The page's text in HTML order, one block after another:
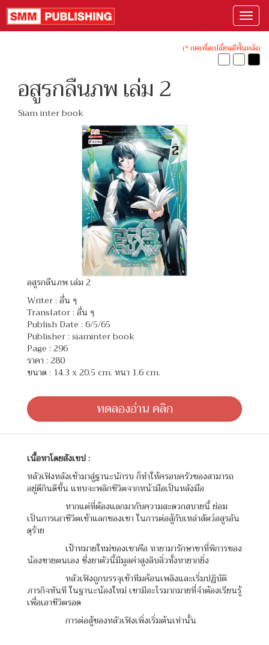
(* กดเพื่อเปลี่ยนสีพื้นหลัง)
อสูรกลืนภพ เล่ม 2
Siam inter book
อสูรกลืนภพ เล่ม 2
Writer : อื่น ๆ
Translator : อื่น ๆ
Publish Date : 6/5/65
Publisher : siaminter book
Page : 296
ราคา : 280
ขนาด : 14.3 x 20.5 cm. หนา 1.6 cm.
ทดลองอ่าน คลิก
เนื้อหาโดยสังเขป :
หลัวเฟิงหลังเข้ามาสู่ฐานะนักรบ ก็ทำให้ครอบครัวของสามารถ
อยู่ดีกินดีขึ้น แทบจะพลิกชีวิตจากหน้ามือเป็นหลังมือ
หากแต่ที่ต้องแลกมากับความสะดวกสบายนี้ ย่อม
เป็นการเอาชีวิตเข้าแลกของเขา ในการต่อสู้กับเหล่าสัตว์อสูรอัน
ดุร้าย
เป้าหมายใหม่ของเขาคือ หายามารักษาขาที่พิการของ
น้องชายตนเอง ซึ่งยาตัวนี้มีมูลค่าสูงลิบลิ่วทั้งหายากยิ่ง
หลัวเฟิงถูกบรรจุเข้าทีมค้อนเพลิงและเริ่มปฏิบัติ
ภารกิจทันที ในฐานะน้องใหม่ เขามีอะไรมากมายที่จำต้องเรียนรู้
เพื่อเอาชีวิตรอด
การต่อสู้ของหลัวเฟิงเพิ่งเริ่มต้นเท่านั้น